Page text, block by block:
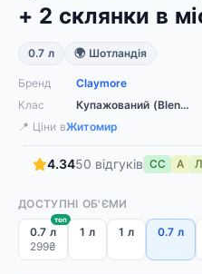
+ 2 склянки в
0.7 л 🌍 Шотландія
Бренд Claymore
Клас
Купажований (Blended)
📍 Ціни вЖитомир
4.3450 відгуків СС А
ДОСТУПНІ ОБ'ЄМИ
0.7 л
299₴
топ
1 л 1 л 0.7 л